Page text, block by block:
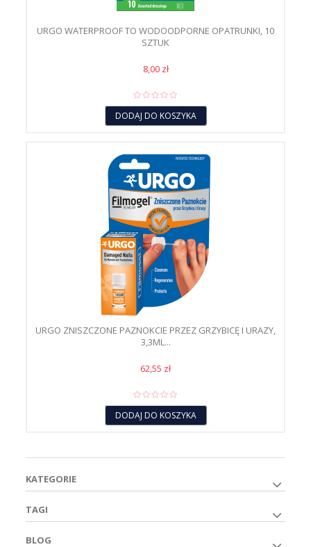
URGO WATERPROOF TO WODOODPORNE OPATRUNKI, 10
SZTUK
8,00 zł
DODAJ DO KOSZYKA
URGO ZNISZCZONE PAZNOKCIE PRZEZ GRZYBICĘ I URAZY,
3,3ML...
62,55 zł
DODAJ DO KOSZYKA
KATEGORIE
TAGI
BLOG